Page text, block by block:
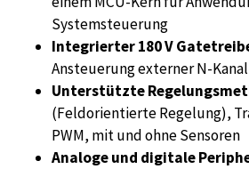
Systemsteuerung
Integrierter 180 V
Ansteuerung externer N-
Unterstützte
(Feldorientierte Regelung),
PWM, mit und ohne Sensoren
Analoge und digitale